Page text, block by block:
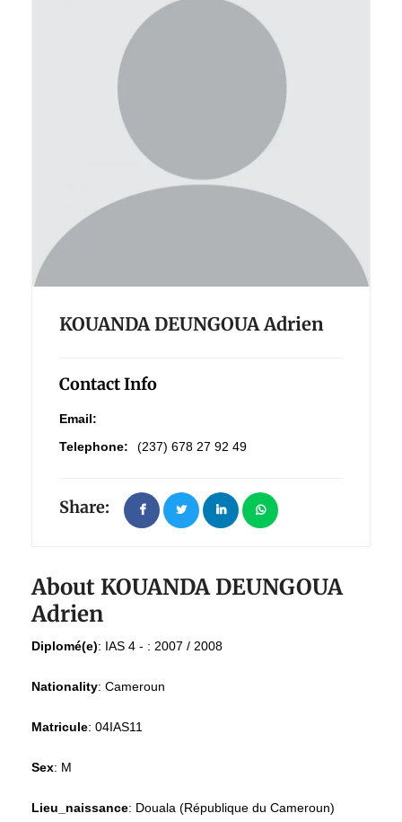
KOUANDA DEUNGOUA Adrien
Contact Info
Email:
Telephone:
(237) 678 27 92 49
Share:
About KOUANDA DEUNGOUA
Adrien
Diplomé(e): IAS 4 - : 2007 / 2008
Nationality: Cameroun
Matricule: 04IAS11
Sex: M
Lieu_naissance: Douala (République du Cameroun)